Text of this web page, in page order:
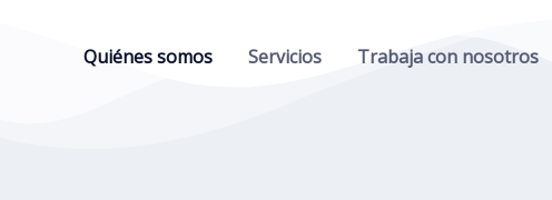
Quiénes somos Servicios Trabaja con nosotros